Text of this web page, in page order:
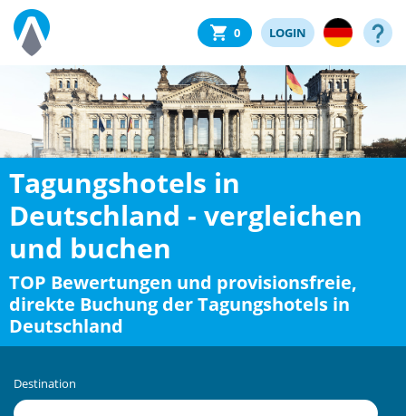
0 LOGIN
Tagungshotels in
Deutschland - vergleichen
und buchen
TOP Bewertungen und provisionsfreie,
direkte Buchung der Tagungshotels in
Deutschland
Destination